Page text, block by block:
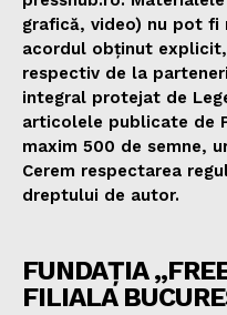
grafică, video) nu pot
acordul obținut explicit,
respectiv de la
integral protejat de
articolele publicate de
maxim 500 de semne,
Cerem respectarea
dreptului de autor.
FUNDAȚIA
FILIALA